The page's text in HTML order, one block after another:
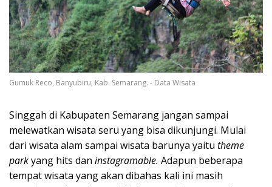
Gumuk Reco, Banyubiru, Kab. Semarang. - Data Wisata
Singgah di Kabupaten Semarang jangan sampai
melewatkan wisata seru yang bisa dikunjungi. Mulai
dari wisata alam sampai wisata barunya yaitu theme
parkyang hits dan instagramable. Adapun beberapa
tempat wisata yang akan dibahas kali ini masih